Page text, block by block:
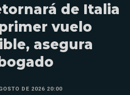
de Italia
vuelo
asegura
DE 2026 20:00